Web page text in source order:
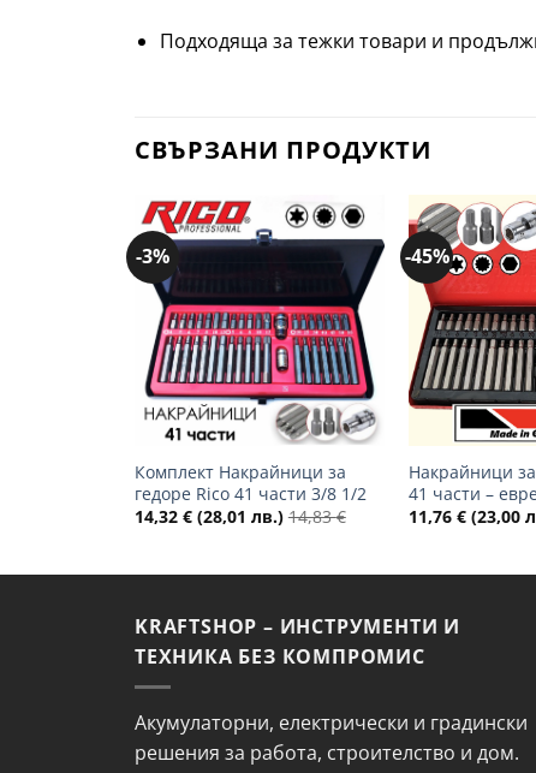
Подходяща за тежки товари и
СВЪРЗАНИ ПРОДУКТИ
-3%
Добави
в
желани
+
Комплект Накрайници за
гедоре Rico 41 части 3/8 1/2
14,32 € (28,01 лв.) 14,83€
-45%
Накрайници
41 части –
11,76 € (23,00
KRAFTSHOP – ИНСТРУМЕНТИ И
ТЕХНИКА БЕЗ КОМПРОМИС
Акумулаторни, електрически и градински
решения за работа, строителство и дом.